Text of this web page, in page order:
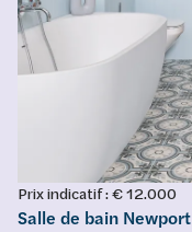
Prix indicatif : € 12.000
Salle de bain Newport